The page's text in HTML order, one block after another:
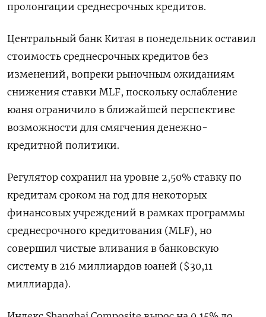
пролонгации среднесрочных кредитов.
Центральный банк Китая в понедельник оставил
стоимость среднесрочных кредитов без
изменений, вопреки рыночным ожиданиям
снижения ставки MLF, поскольку ослабление
юаня ограничило в ближайшей перспективе
возможности для смягчения денежно-
кредитной политики.
Регулятор сохранил на уровне 2,50% ставку по
кредитам сроком на год для некоторых
финансовых учреждений в рамках программы
среднесрочного кредитования (MLF), но
совершил чистые вливания в банковскую
систему в 216 миллиардов юаней ($30,11
миллиарда).